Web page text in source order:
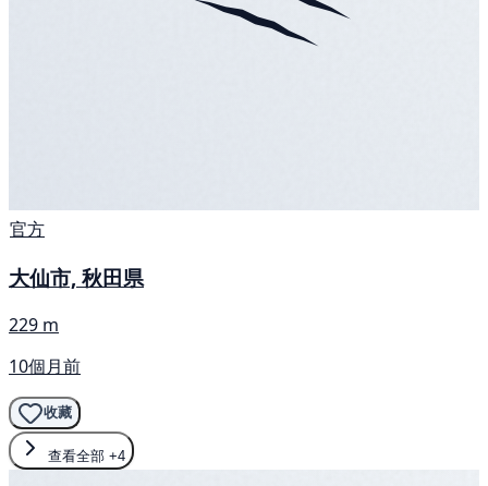
官方
大仙市, 秋田県
229 m
10個月前
收藏
查看全部 +4